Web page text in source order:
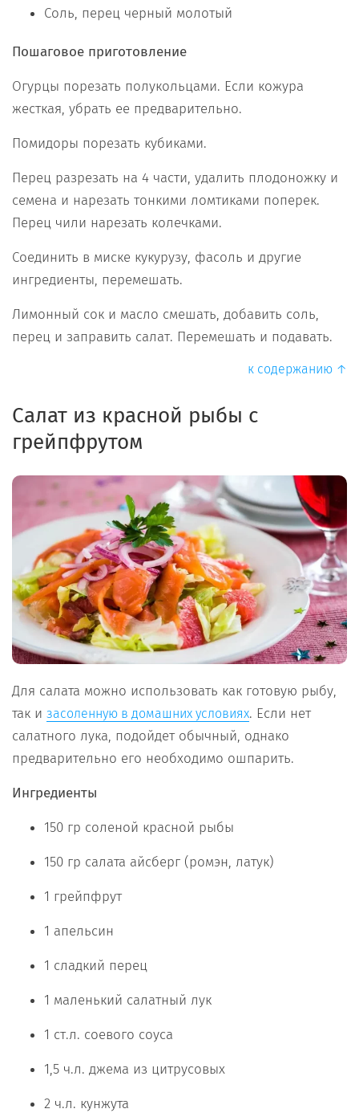
Соль, перец черный молотый
Пошаговое приготовление
Огурцы порезать полукольцами. Если кожура
жесткая, убрать ее предварительно.
Помидоры порезать кубиками.
Перец разрезать на 4 части, удалить плодоножку и
семена и нарезать тонкими ломтиками поперек.
Перец чили нарезать колечками.
Соединить в миске кукурузу, фасоль и другие
ингредиенты, перемешать.
Лимонный сок и масло смешать, добавить соль,
перец и заправить салат. Перемешать и подавать.
к содержанию ↑
Салат из красной рыбы с
грейпфрутом
Для салата можно использовать как готовую рыбу,
так и засоленную в домашних условиях. Если нет
салатного лука, подойдет обычный, однако
предварительно его необходимо ошпарить.
Ингредиенты
150 гр соленой красной рыбы
150 гр салата айсберг (ромэн, латук)
1 грейпфрут
1 апельсин
1 сладкий перец
1 маленький салатный лук
1 ст.л. соевого соуса
1,5 ч.л. джема из цитрусовых
2 ч.л. кунжута